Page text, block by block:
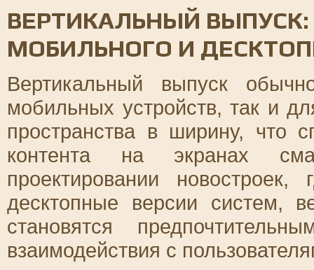
ВЕРТИКАЛЬНЫЙ
МОБИЛЬНОГО И
Вертикальный выпуск
мобильных устройств, так и
пространства в ширину, что
контента на экранах
проектировании
десктопные версии систем,
становятся
взаимодействия с